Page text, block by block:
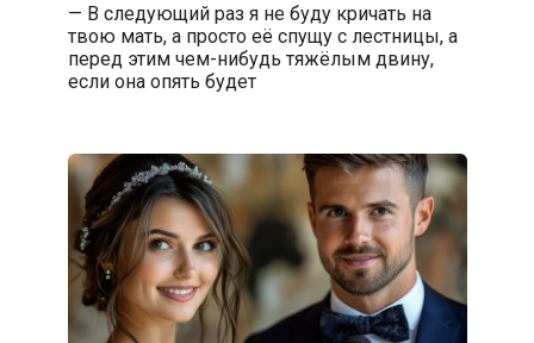
— В следующий раз я не буду кричать на
твою мать, а просто её спущу с лестницы, а
перед этим чем-нибудь тяжёлым двину,
если она опять будет